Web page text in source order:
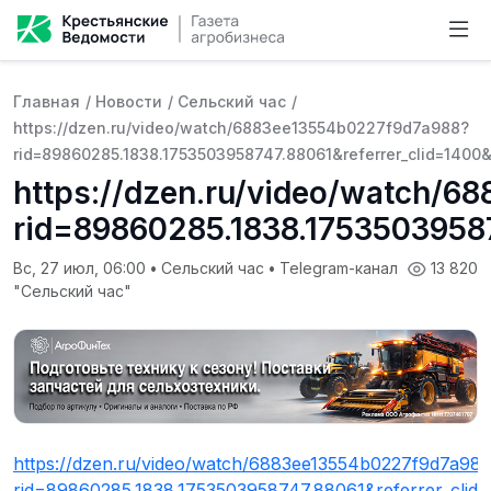
Главная / Новости / Сельский час /
https://dzen.ru/video/watch/6883ee13554b0227f9d7a988?
rid=89860285.1838.1753503958747.88061&referrer_clid=1400&
https://dzen.ru/video/watch/
13 820
Вс, 27 июл, 06:00 • Сельский час • Telegram-канал
"Сельский час"
https://dzen.ru/video/watch/